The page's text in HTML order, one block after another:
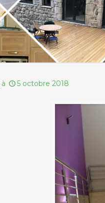
à 5 octobre 2018